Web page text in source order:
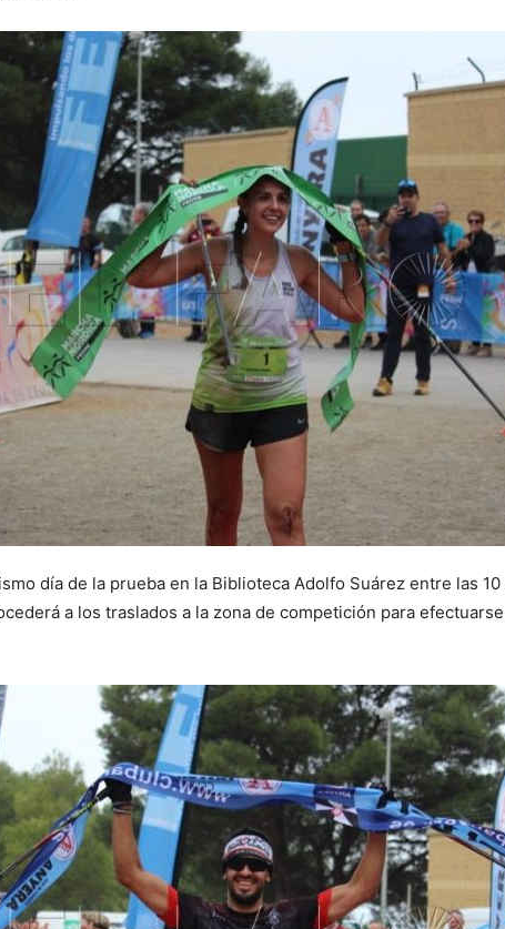
día de la prueba en la Biblioteca Adolfo Suárez entre las
a los traslados a la zona de competición para